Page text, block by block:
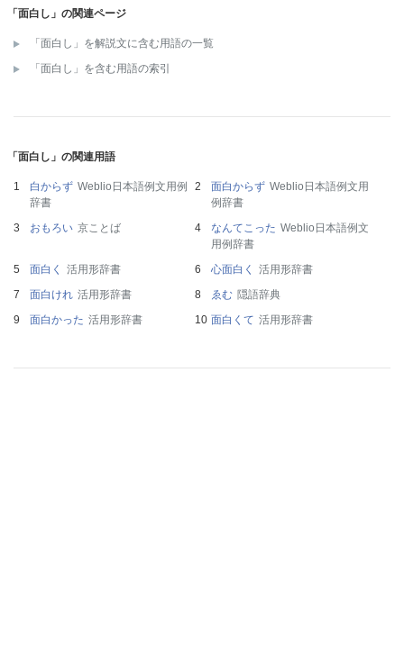
「面白し」の関連ページ
「面白し」を解説文に含む用語の一覧
「面白し」を含む用語の索引
「面白し」の関連用語
白からず Weblio日本語例文用例
辞書
面白からず Weblio日本語例文用
例辞書
おもろい 京ことば なんてこった Weblio日本語例文
用例辞書
面白く
活用形辞書 心面白く
活用形辞書
面白けれ 活用形辞書 ゑむ 隠語辞典
面白かった 活用形辞書 面白くて 活用形辞書